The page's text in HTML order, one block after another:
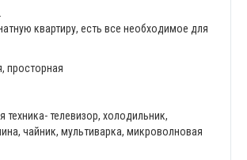
квартиру, есть все необходимое для
просторная
техника- телевизор, холодильник,
чайник, мультиварка, микроволновая